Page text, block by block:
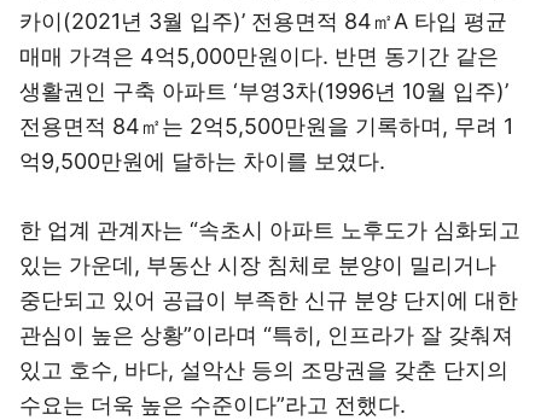
카이(2021년 3월 입주)’ 전용면적 84㎡A 타입 평균
매매 가격은 4억5,000만원이다. 반면 동기간 같은
생활권인 구축 아파트 ‘부영3차(1996년 10월 입주)’
전용면적 84㎡는 2억5,500만원을 기록하며, 무려 1
억9,500만원에 달하는 차이를 보였다.
한 업계 관계자는 “속초시 아파트 노후도가 심화되고
있는 가운데, 부동산 시장 침체로 분양이 밀리거나
중단되고 있어 공급이 부족한 신규 분양 단지에 대한
관심이 높은 상황”이라며 “특히, 인프라가 잘 갖춰져
있고 호수, 바다, 설악산 등의 조망권을 갖춘 단지의
수요는 더욱 높은 수준이다”라고 전했다.